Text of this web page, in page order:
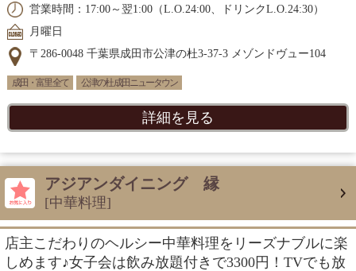
営業時間：17:00～翌1:00（L.O.24:00、ドリンクL.O.24:30）
月曜日
〒286-0048 千葉県成田市公津の杜3-37-3 メゾンドヴュー104
成田・富里 全て 公津の杜 成田ニュータウン
詳細を見る
アジアンダイニング 縁
[中華料理]
店主こだわりのヘルシー中華料理をリーズナブルに楽
しめます♪女子会は飲み放題付きで3300円！TVでも放